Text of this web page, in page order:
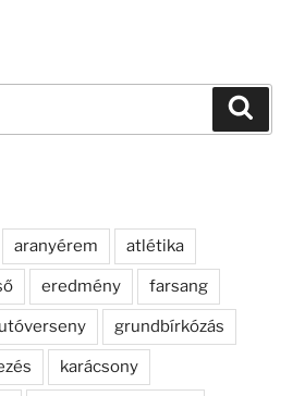
aranyérem atlétika
eredmény farsang
grundbírkózás
karácsony